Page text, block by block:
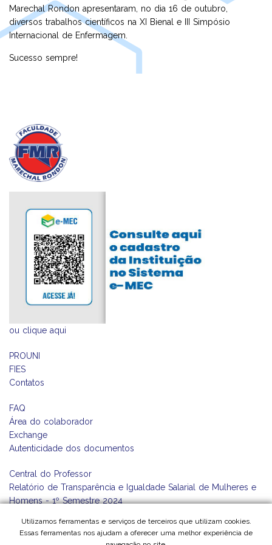
Marechal Rondon apresentaram, no dia 16 de outubro,
diversos trabalhos científicos na XI Bienal e III Simpósio
Internacional de Enfermagem.
Sucesso sempre!
Utilizamos ferramentas e serviços de terceiros que utilizam cookies.
Essas ferramentas nos ajudam a oferecer uma melhor experiência de
ou clique aqui
PROUNI
FIES
Contatos
FAQ
Área do colaborador
Exchange
Autenticidade dos documentos
Central do Professor
Relatório de Transparência e Igualdade Salarial de Mulheres e
Homens - 1º Semestre 2024